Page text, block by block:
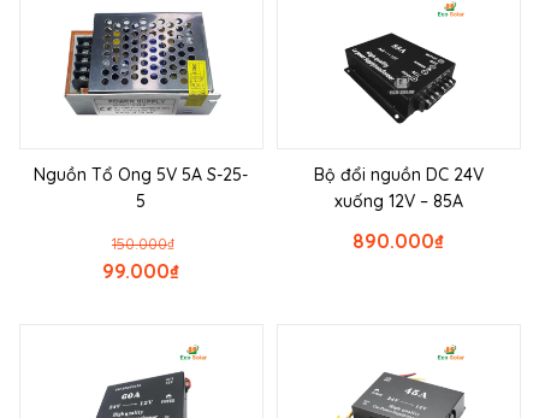
Nguồn Tổ Ong 5V 5A S-25-
5
₫
150.000
₫
99.000
Bộ đổi nguồn DC 24V
xuống 12V – 85A
₫
890.000